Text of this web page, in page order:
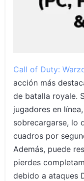
Preguntas frecuentes
Call of Duty:
acción más
de batalla royale.
jugadores en
sobrecargarse, lo
cuadros por
Además, puede
pierdes
debido a ataques